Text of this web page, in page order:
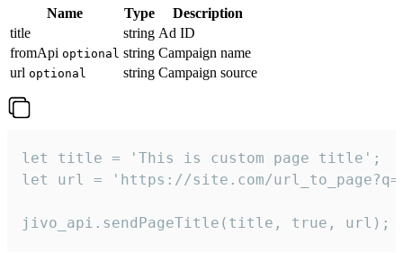
Name Type
Description
title
string Ad ID
fromApi optional string Campaign name
url optional string Campaign source
let title = 'This is custom page title';
let url = 'https://site.com/
jivo_api.sendPageTitle(title, true, url);